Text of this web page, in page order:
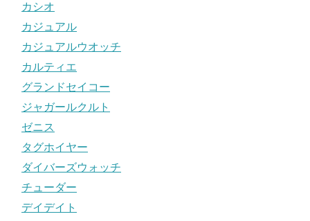
カシオ
カジュアル
カジュアルウオッチ
カルティエ
グランドセイコー
ジャガールクルト
ゼニス
タグホイヤー
ダイバーズウォッチ
チューダー
デイデイト